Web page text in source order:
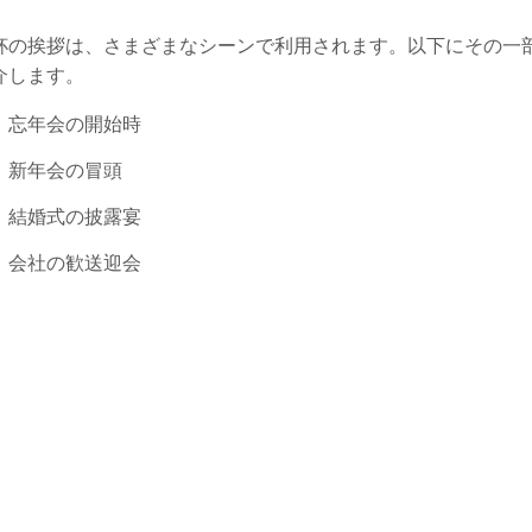
の挨拶は、さまざまなシーンで利用されます。以下にその一
します。
忘年会の開始時
新年会の冒頭
結婚式の披露宴
会社の歓送迎会